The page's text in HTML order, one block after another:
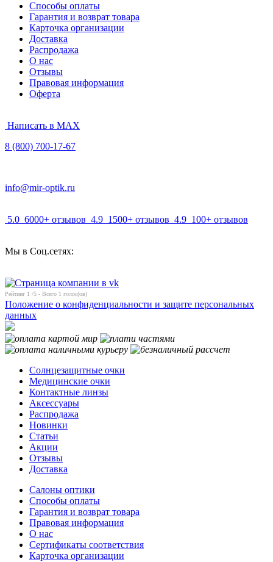
Способы оплаты
Гарантия и возврат товара
Карточка организации
Доставка
Распродажа
О нас
Отзывы
Правовая информация
Оферта
Написать в MAX
8 (800) 700-17-67
info@mir-optik.ru
5.0 6000+ отзывов 4.9 1500+ отзывов 4.9 100+ отзывов
Мы в Соц.сетях:
Рейтинг 1 /5 - Всего 1 голос(ов)
Положение о конфиденциальности и защите персональных
данных
Солнцезащитные очки
Медицинские очки
Контактные линзы
Аксессуары
Распродажа
Новинки
Статьи
Акции
Отзывы
Доставка
Салоны оптики
Способы оплаты
Гарантия и возврат товара
Правовая информация
О нас
Сертификаты соответствия
Карточка организации